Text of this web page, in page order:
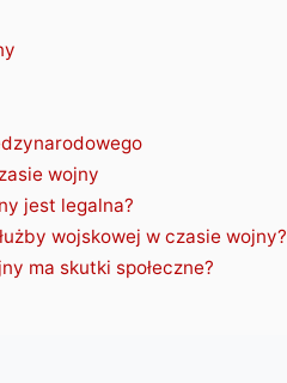
wojny
jest legalna?
wojskowej w czasie wojny?
ma skutki społeczne?